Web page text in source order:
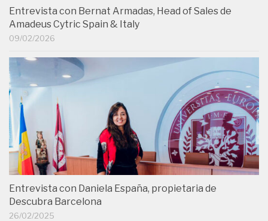
Entrevista con Bernat Armadas, Head of Sales de
Amadeus Cytric Spain & Italy
09/02/2026
Entrevista con Daniela España, propietaria de
Descubra Barcelona
26/02/2025